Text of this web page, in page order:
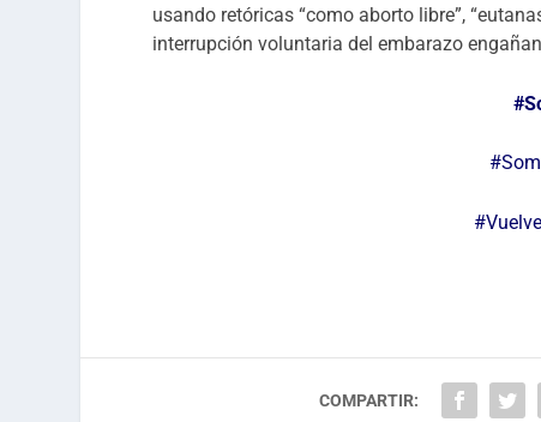
usando retóricas “como aborto libre”,
interrupción voluntaria del embarazo
COMPARTIR: